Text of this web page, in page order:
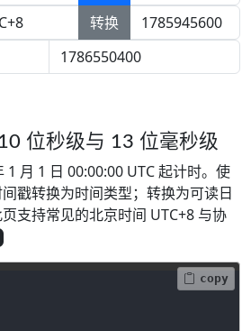
转换
1785945600
1786550400
位秒级与 13 位毫秒级
月 1 日 00:00:00 UTC 起计时。使
戳转换为时间类型；转换为可读日
支持常见的北京时间 UTC+8 与协
copy